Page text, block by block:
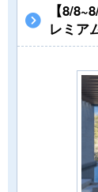
【8/
レミア